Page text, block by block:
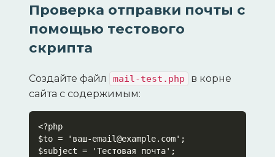
Проверка отправки почты с
помощью тестового
скрипта
Создайте файл mail-test.php
в корне
сайта с содержимым:
<?php
$to = 'ваш-email@example.com';
$subject = 'Тестовая почта';